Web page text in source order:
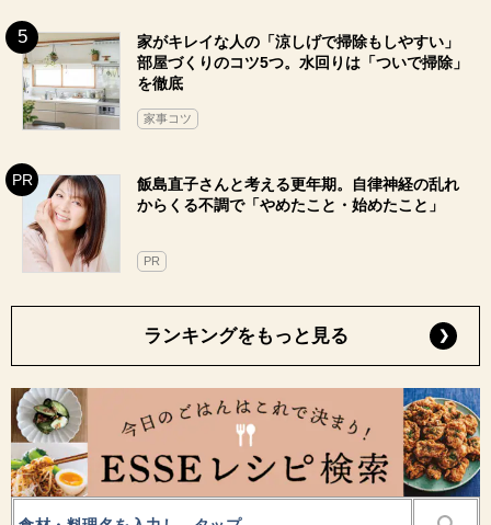
家がキレイな人の「涼しげで掃除もしやすい」
部屋づくりのコツ5つ。水回りは「ついで掃除」
を徹底
家事コツ
飯島直子さんと考える更年期。自律神経の乱れ
からくる不調で「やめたこと・始めたこと」
PR
ランキングをもっと見る